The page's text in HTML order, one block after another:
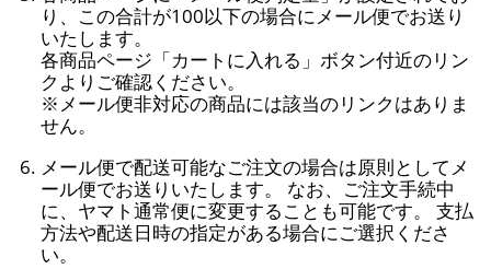
り、この合計が100以下の場合にメール便でお送り
いたします。
各商品ページ「カートに入れる」ボタン付近のリン
クよりご確認ください。
※メール便非対応の商品には該当のリンクはありま
せん。
メール便で配送可能なご注文の場合は原則としてメ
ール便でお送りいたします。 なお、ご注文手続中
に、ヤマト通常便に変更することも可能です。 支払
方法や配送日時の指定がある場合にご選択くださ
い。